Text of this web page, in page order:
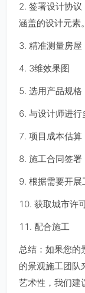
2. 签署设计协
涵盖的设计元素。
3. 精准测量房屋
4. 3维效果图
5. 选用产品规格
6. 与设计师进行
7. 项目成本估算
8. 施工合同签署
9. 根据需要开展
10. 获取城市许
11. 配合施工
总结：如果您的
的景观施工团队
艺术性，我们建